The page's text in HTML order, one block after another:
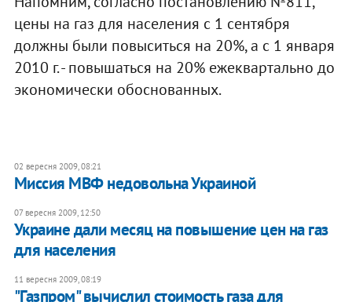
цены на газ для населения с 1 сентября
должны были повыситься на 20%, а с 1 января
2010 г. - повышаться на 20% ежеквартально до
экономически обоснованных.
02 вересня 2009, 08:21
Миссия МВФ недовольна Украиной
07 вересня 2009, 12:50
Украине дали месяц на повышение цен на газ
для населения
11 вересня 2009, 08:19
"Газпром" вычислил стоимость газа для